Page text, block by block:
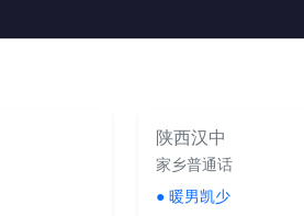
陕西汉中
家乡普通话
● 暖男凯少